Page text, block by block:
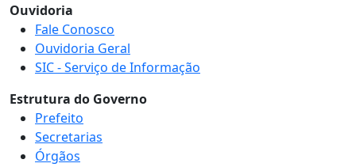
Ouvidoria
Fale Conosco
Ouvidoria Geral
SIC - Serviço de Informação
Estrutura do Governo
Prefeito
Secretarias
Órgãos